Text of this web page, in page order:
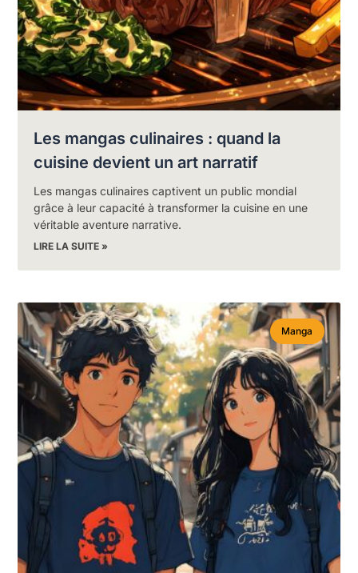
Les mangas culinaires : quand la
cuisine devient un art narratif
Les mangas culinaires captivent un public mondial
grâce à leur capacité à transformer la cuisine en une
véritable aventure narrative.
LIRE LA SUITE »
Manga